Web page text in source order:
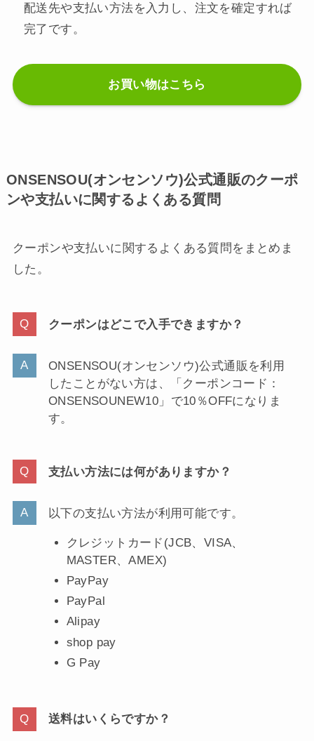
配送先や支払い方法を入力し、注文を確定すれば
完了です。
お買い物はこちら
ONSENSOU(オンセンソウ)公式通販のクーポ
ンや支払いに関するよくある質問
クーポンや支払いに関するよくある質問をまとめま
した。
クーポンはどこで入手できますか？
ONSENSOU(オンセンソウ)公式通販を利用
したことがない方は、「クーポンコード：
ONSENSOUNEW10」で10％OFFになりま
す。
支払い方法には何がありますか？
以下の支払い方法が利用可能です。
クレジットカード(JCB、VISA、
MASTER、AMEX)
PayPay
PayPal
Alipay
shop pay
G Pay
送料はいくらですか？